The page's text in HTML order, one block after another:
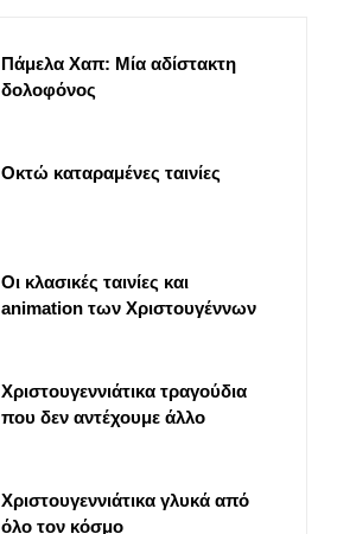
Πάμελα Χαπ: Μία αδίστακτη
δολοφόνος
Οκτώ καταραμένες ταινίες
Οι κλασικές ταινίες και
animation των Χριστουγέννων
Χριστουγεννιάτικα τραγούδια
που δεν αντέχουμε άλλο
Χριστουγεννιάτικα γλυκά από
όλο τον κόσμο